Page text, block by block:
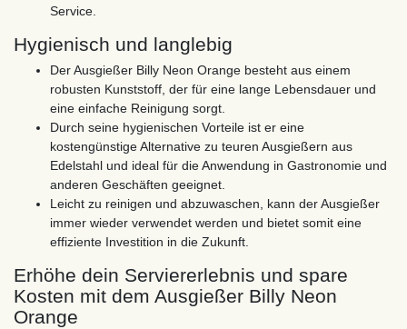
Service.
Hygienisch und langlebig
Der Ausgießer Billy Neon Orange besteht aus einem
robusten Kunststoff, der für eine lange Lebensdauer und
eine einfache Reinigung sorgt.
Durch seine hygienischen Vorteile ist er eine
kostengünstige Alternative zu teuren Ausgießern aus
Edelstahl und ideal für die Anwendung in Gastronomie und
anderen Geschäften geeignet.
Leicht zu reinigen und abzuwaschen, kann der Ausgießer
immer wieder verwendet werden und bietet somit eine
effiziente Investition in die Zukunft.
Erhöhe dein Serviererlebnis und spare
Kosten mit dem Ausgießer Billy Neon
Orange